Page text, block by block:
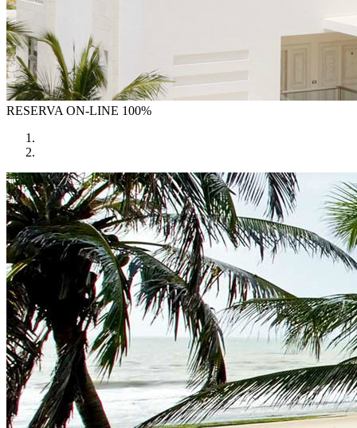
RESERVA ON-LINE 100%